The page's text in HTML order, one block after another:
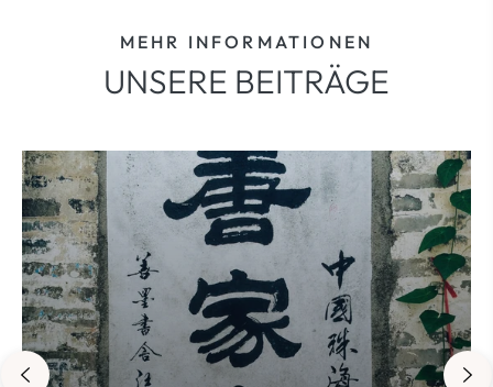
MEHR INFORMATIONEN
UNSERE BEITRÄGE